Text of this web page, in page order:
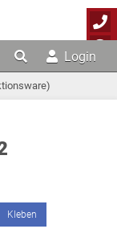
Login
Kleben